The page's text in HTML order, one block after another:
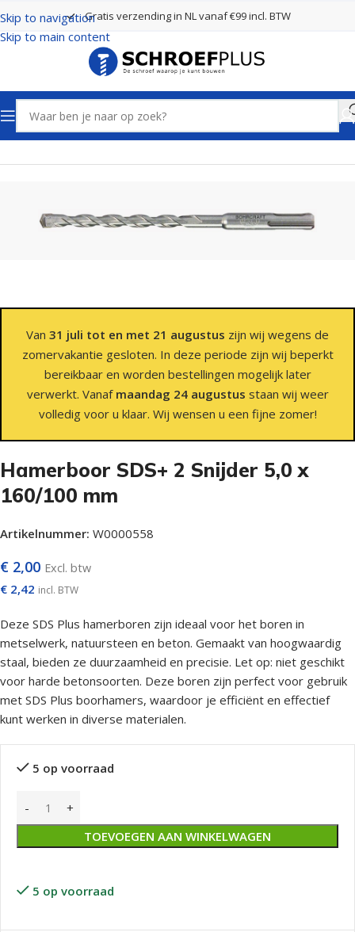
Skip to navigation
Skip to main content
Gratis verzending in NL vanaf €99 incl. BTW
Home Boren SDS Plus Boren 2 Snijders
Van 31 juli tot en met 21 augustus zijn wij wegens de
zomervakantie gesloten. In deze periode zijn wij beperkt
bereikbaar en worden bestellingen mogelijk later
verwerkt. Vanaf maandag 24 augustus staan wij weer
volledig voor u klaar. Wij wensen u een fijne zomer!
Hamerboor SDS+ 2 Snijder 5,0 x
160/100 mm
Artikelnummer: W0000558
€ 2,00 Excl. btw
€ 2,42 incl. BTW
Deze SDS Plus hamerboren zijn ideaal voor het boren in
metselwerk, natuursteen en beton. Gemaakt van hoogwaardig
staal, bieden ze duurzaamheid en precisie. Let op: niet geschikt
voor harde betonsoorten. Deze boren zijn perfect voor gebruik
met SDS Plus boorhamers, waardoor je efficiënt en effectief
kunt werken in diverse materialen.
5 op voorraad
TOEVOEGEN AAN WINKELWAGEN
5 op voorraad